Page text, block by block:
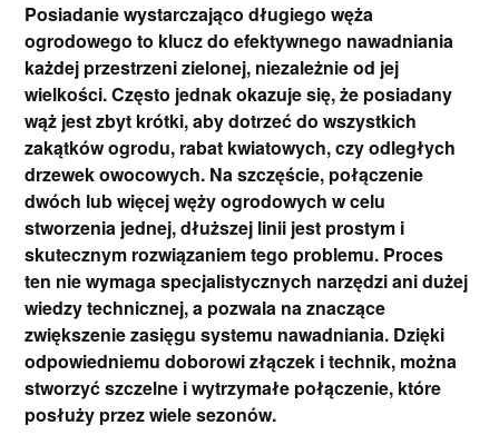
Posiadanie wystarczająco długiego węża
ogrodowego to klucz do efektywnego nawadniania
każdej przestrzeni zielonej, niezależnie od jej
wielkości. Często jednak okazuje się, że posiadany
wąż jest zbyt krótki, aby dotrzeć do wszystkich
zakątków ogrodu, rabat kwiatowych, czy odległych
drzewek owocowych. Na szczęście, połączenie
dwóch lub więcej węży ogrodowych w celu
stworzenia jednej, dłuższej linii jest prostym i
skutecznym rozwiązaniem tego problemu. Proces
ten nie wymaga specjalistycznych narzędzi ani dużej
wiedzy technicznej, a pozwala na znaczące
zwiększenie zasięgu systemu nawadniania. Dzięki
odpowiedniemu doborowi złączek i technik, można
stworzyć szczelne i wytrzymałe połączenie, które
posłuży przez wiele sezonów.